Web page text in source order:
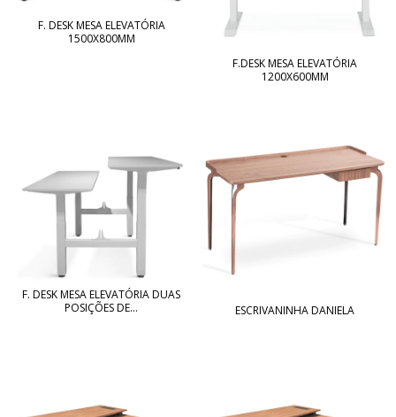
F. DESK MESA ELEVATÓRIA
1500X800MM
F.DESK MESA ELEVATÓRIA
1200X600MM
F. DESK MESA ELEVATÓRIA DUAS
POSIÇÕES DE...
ESCRIVANINHA DANIELA